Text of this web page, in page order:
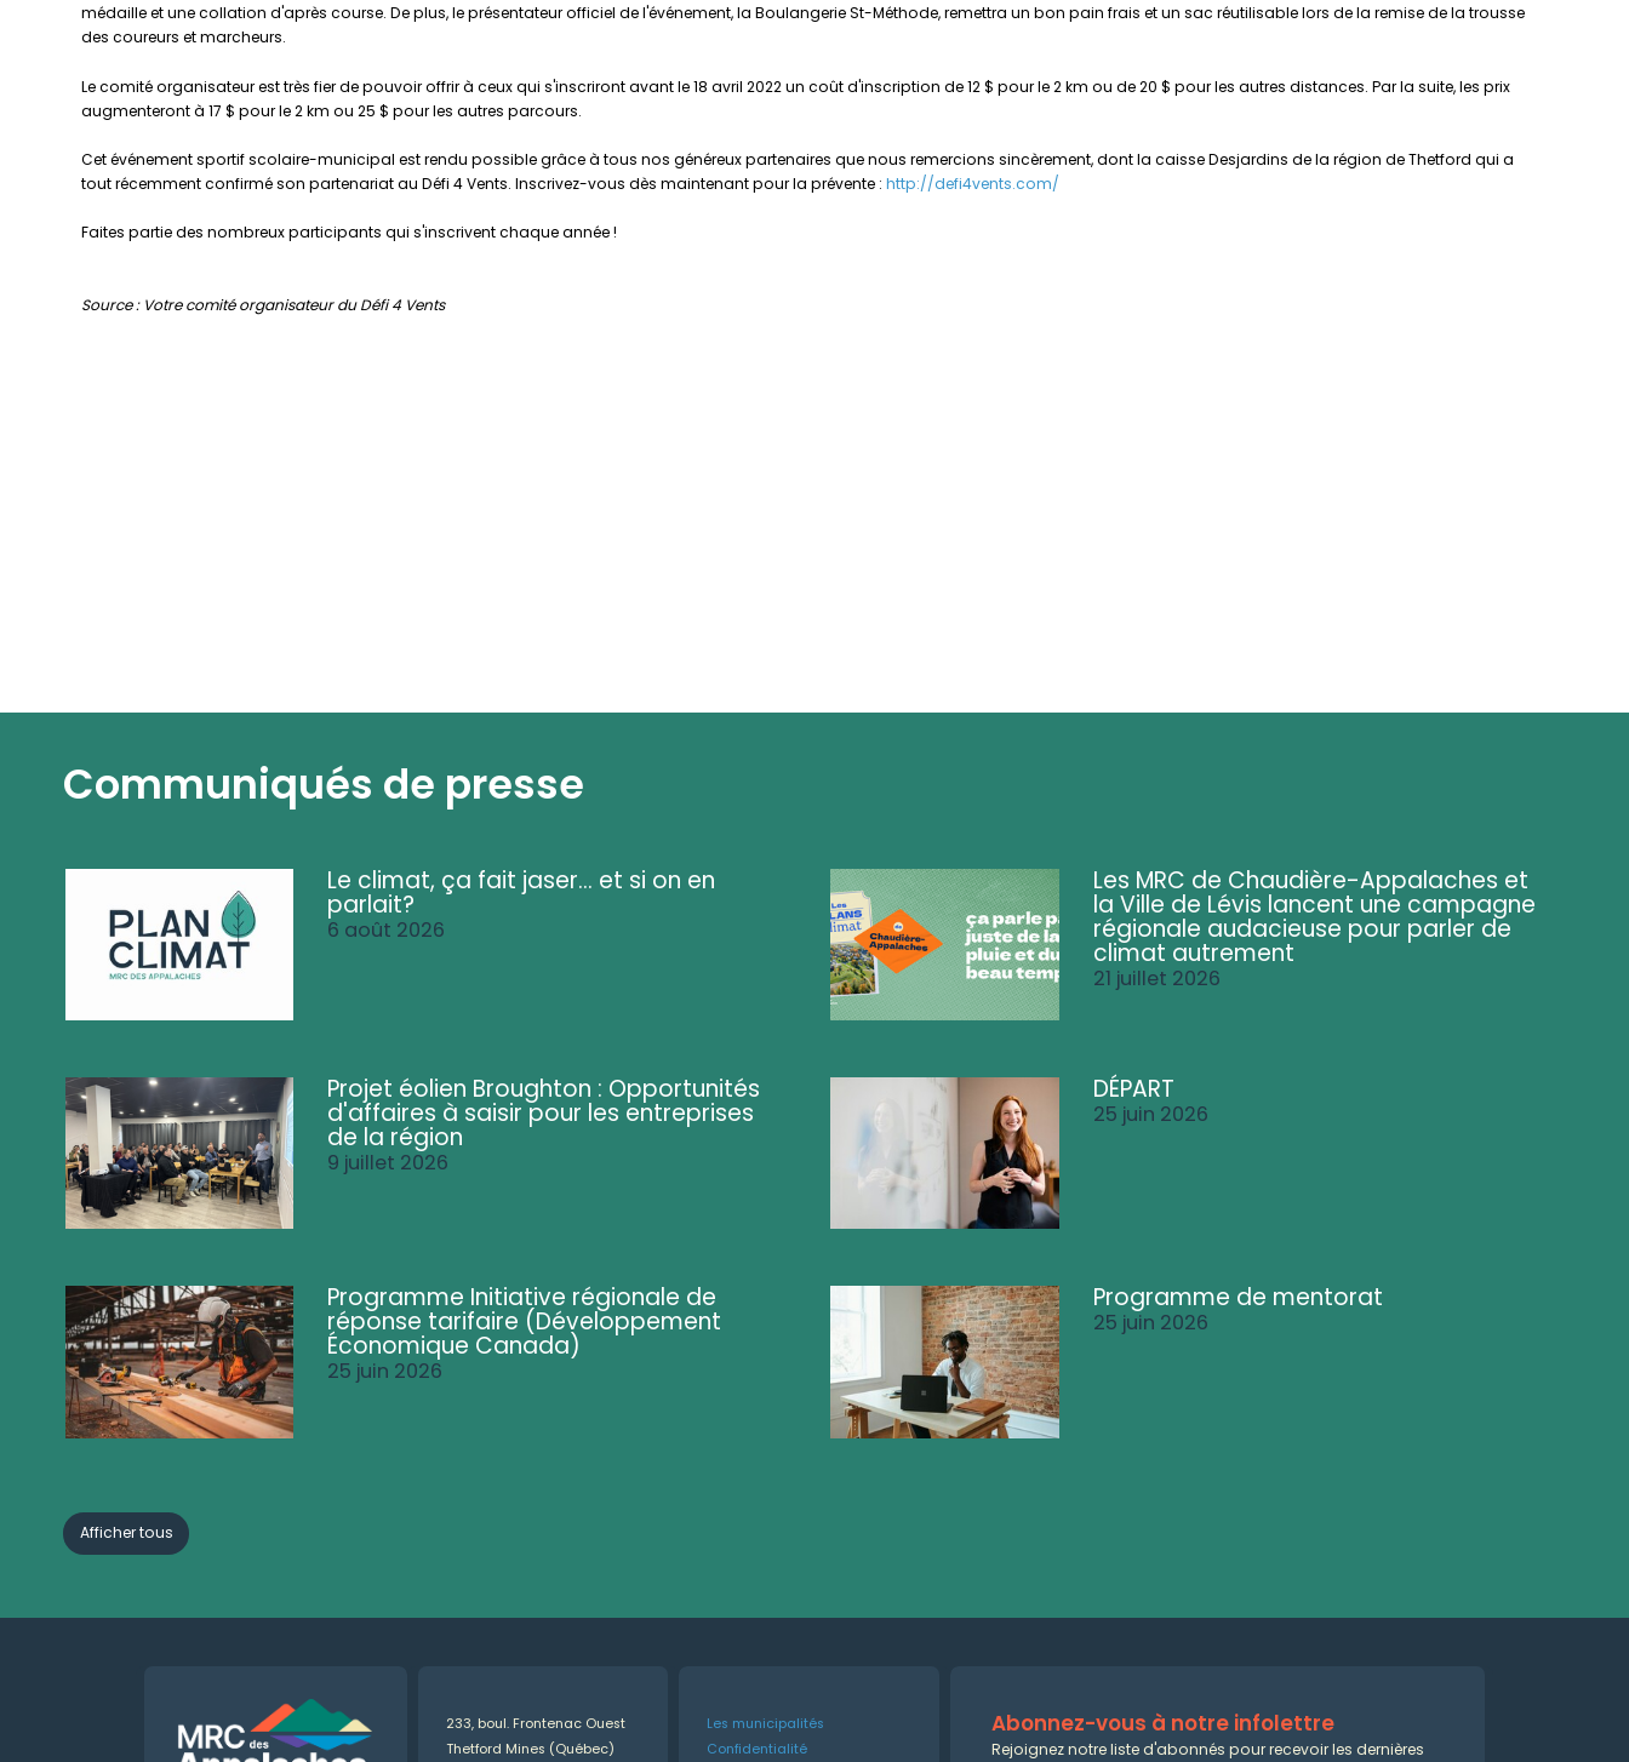
médaille et une collation d'après course. De plus, le présentateur officiel de l'événement, la Boulangerie St-Méthode, remettra un bon pain frais et un sac réutilisable lors de la remise de la trousse
des coureurs et marcheurs.
Le comité organisateur est très fier de pouvoir offrir à ceux qui s'inscriront avant le 18 avril 2022 un coût d'inscription de 12 $ pour le 2 km ou de 20 $ pour les autres distances. Par la suite, les prix
augmenteront à 17 $ pour le 2 km ou 25 $ pour les autres parcours.
Cet événement sportif scolaire-municipal est rendu possible grâce à tous nos généreux partenaires que nous remercions sincèrement, dont la caisse Desjardins de la région de Thetford qui a
tout récemment confirmé son partenariat au Défi 4 Vents. Inscrivez-vous dès maintenant pour la prévente :http://defi4vents.com/
Faites partie des nombreux participants qui s'inscrivent chaque année !
Source : Votre comité organisateur du Défi 4 Vents
Communiqués de presse
Le climat, ça fait jaser... et si on en
parlait?
6 août 2026
Les MRC de Chaudière-Appalaches et
la Ville de Lévis lancent une campagne
régionale audacieuse pour parler de
climat autrement
21 juillet 2026
Projet éolien Broughton : Opportunités
d'affaires à saisir pour les entreprises
de la région
9 juillet 2026
DÉPART
25 juin 2026
Programme Initiative régionale de
réponse tarifaire (Développement
Économique Canada)
25 juin 2026
Programme de mentorat
25 juin 2026
Afficher tous
233, boul. Frontenac Ouest
Thetford Mines (Québec)
Les municipalités
Confidentialité
Abonnez-vous à notre infolettre
Rejoignez notre liste d'abonnés pour recevoir les dernières